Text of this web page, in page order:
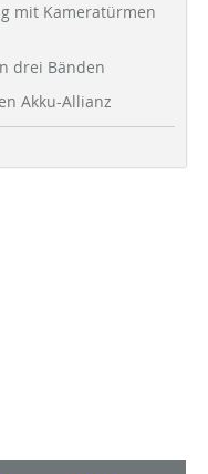
mit Kameratürmen
drei Bänden
Akku-Allianz